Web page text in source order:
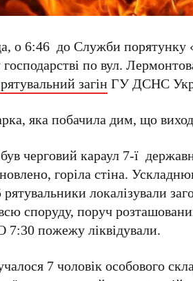
о 6:46 до Служби порятунку
по вул.
загінГУ ДСНС
яка побачила дим, що
черговий караул 7-ї
горіла стіна.
локалізували
споруду, поруч
7:30 пожежу ліквідували.
7 чоловік особового